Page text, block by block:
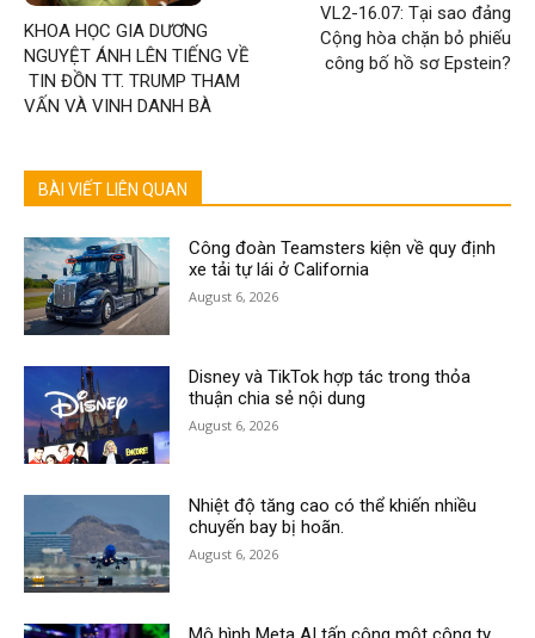
KHOA HỌC GIA DƯƠNG
NGUYỆT ÁNH LÊN TIẾNG VỀ
TIN ĐỒN TT. TRUMP THAM
VẤN VÀ VINH DANH BÀ
VL2-16.07: Tại sao đảng
Cộng hòa chặn bỏ phiếu
công bố hồ sơ Epstein?
BÀI VIẾT LIÊN QUAN
Công đoàn Teamsters kiện về quy định
xe tải tự lái ở California
August 6, 2026
Disney và TikTok hợp tác trong thỏa
thuận chia sẻ nội dung
August 6, 2026
Nhiệt độ tăng cao có thể khiến nhiều
chuyến bay bị hoãn.
August 6, 2026